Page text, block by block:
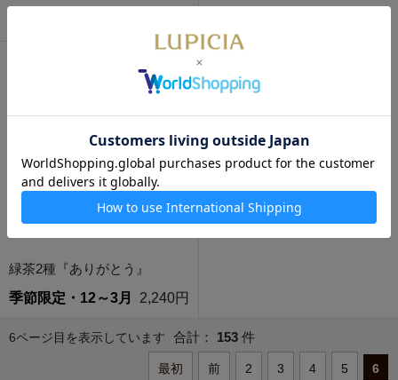
緑茶2種『ありがとう』
季節限定・12～3月
2,240円
6ページ目を表示しています 合計： 153 件
最初 前 2 3 4 5 6